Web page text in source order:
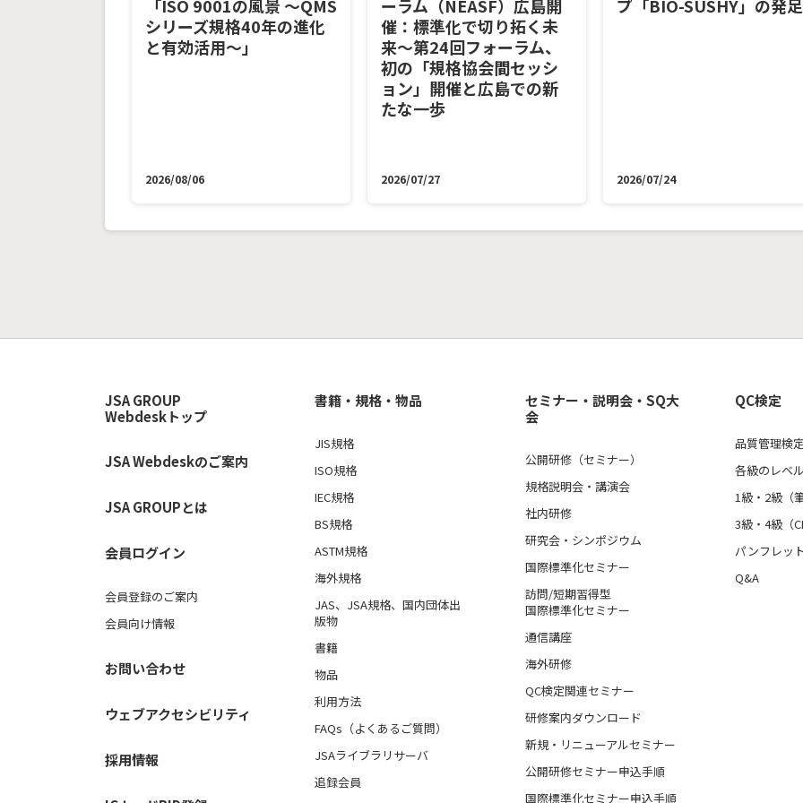
「ISO 9001の風景 ～QMS
シリーズ規格40年の進化
と有効活用～」
2026/08/06
ーラム（NEASF）広島開
催：標準化で切り拓く未
来～第24回フォーラム、
初の「規格協会間セッシ
ョン」開催と広島での新
たな一歩
2026/07/27
プ「BIO-SUSHY」の発足
2026/07/24
JSA GROUP
Webdeskトップ
JSA Webdeskのご案内
JSA GROUPとは
会員ログイン
会員登録のご案内
会員向け情報
お問い合わせ
ウェブアクセシビリティ
採用情報
書籍・規格・物品
JIS規格
ISO規格
IEC規格
BS規格
ASTM規格
海外規格
JAS、JSA規格、国内団体出
版物
書籍
物品
利用方法
FAQs（よくあるご質問）
JSAライブラリサーバ
追録会員
セミナー・説明会・SQ大
会
公開研修（セミナー）
規格説明会・講演会
社内研修
研究会・シンポジウム
国際標準化セミナー
訪問/短期習得型
国際標準化セミナー
通信講座
海外研修
QC検定関連セミナー
研修案内ダウンロード
新規・リニューアルセミナー
公開研修セミナー申込手順
国際標準化セミナー申込手順
QC検定
品質管理検
各級のレベ
1級・2級（
3級・4級（
パンフレッ
Q&A